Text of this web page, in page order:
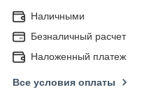
Наличными
Безналичный расчет
Наложенный платеж
Все условия оплаты